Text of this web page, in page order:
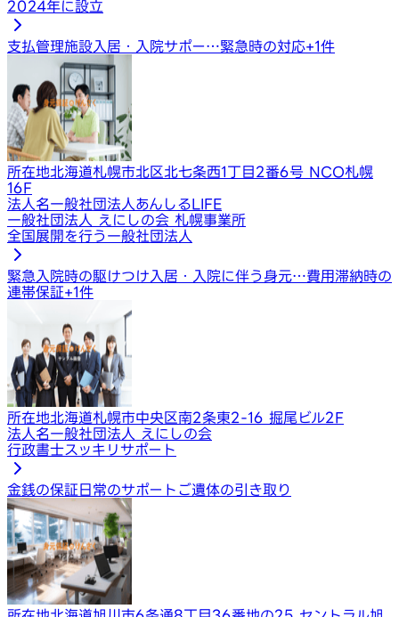
2024年に設立
支払管理施設入居・入院サポー…緊急時の対応+1件
所在地北海道札幌市北区北七条西1丁目2番6号 NCO札幌
16F
法人名一般社団法人あんしるLIFE
一般社団法人 えにしの会 札幌事業所
全国展開を行う一般社団法人
緊急入院時の駆けつけ 入居・入院に伴う身元…費用滞納時の
連帯保証+1件
所在地北海道札幌市中央区南2条東2-16 掘尾ビル2F
法人名一般社団法人 えにしの会
行政書士スッキリサポート
金銭の保証日常のサポート ご遺体の引き取り